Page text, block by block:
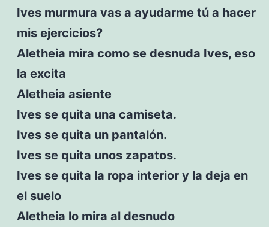
Ives murmura vas a ayudarme tú a hacer
mis ejercicios?
Aletheia mira como se desnuda Ives, eso
la excita
Aletheia asiente
Ives se quita una camiseta.
Ives se quita un pantalón.
Ives se quita unos zapatos.
Ives se quita la ropa interior y la deja en
el suelo
Aletheia lo mira al desnudo